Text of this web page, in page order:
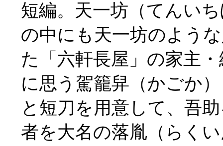
短編。天一坊（てんい
の中にも天一坊のよう
た「六軒長屋」の家主
に思う駕籠舁（かごか
と短刀を用意して、吾
者を大名の落胤（らく